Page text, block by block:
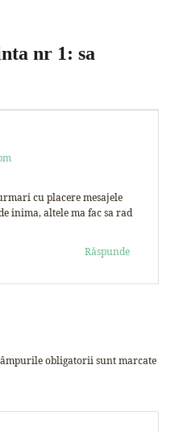
nr 1: sa
cu placere mesajele
inima, altele ma fac sa rad
Răspunde
obligatorii sunt marcate